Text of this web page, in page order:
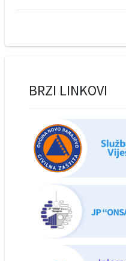
BRZI LINKOVI